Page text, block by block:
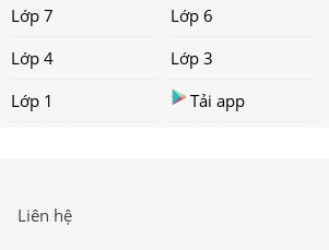
Lớp 7
Lớp 6
Lớp 4
Lớp 3
Lớp 1
Tải app
Liên hệ